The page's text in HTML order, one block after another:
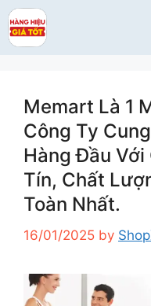
Skip
to
content
Memart Là 1
Công Ty
Hàng Đầu Với
Tín, Chất
Toàn Nhất.
16/01/2025 by